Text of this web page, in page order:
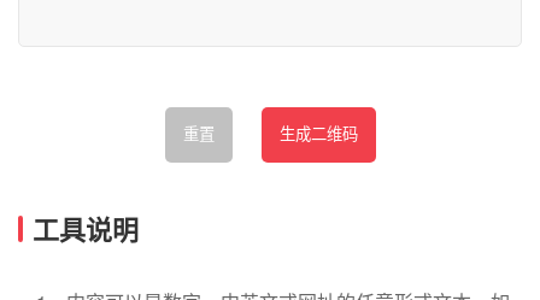
重置 生成二维码
工具说明